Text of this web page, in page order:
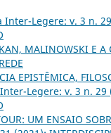
Inter-Legere: v. 3 n.
MALINOWSKI E A
EPISTÊMICA,
Legere: v. 3 n. 29
UM ENSAIO